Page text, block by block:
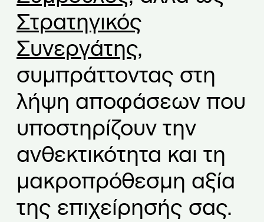
Στρατηγικός
Συνεργάτης,
συμπράττοντας στη
λήψη αποφάσεων που
υποστηρίζουν την
ανθεκτικότητα και τη
μακροπρόθεσμη αξία
της επιχείρησής σας.